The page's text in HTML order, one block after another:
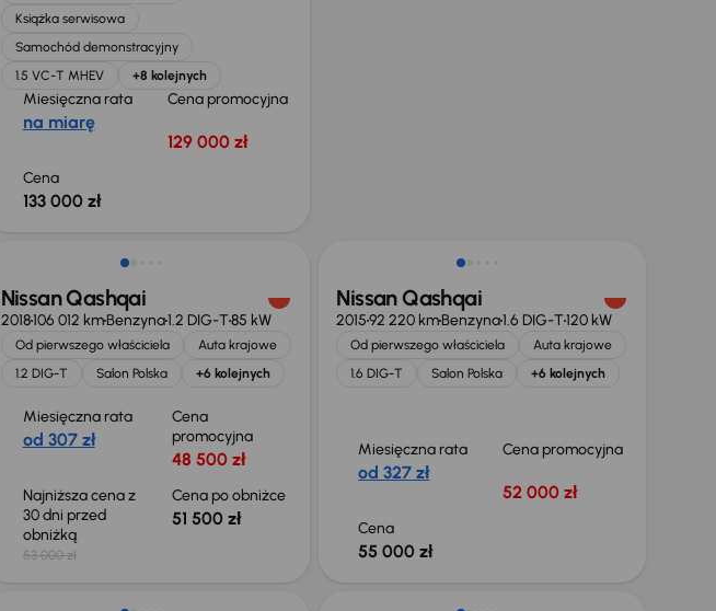
Książka serwisowa
Samochód demonstracyjny
1.5 VC-T MHEV
+8 kolejnych
Miesięczna rata
na miarę
Cena promocyjna
129 000 zł
Cena
133 000 zł
Nissan Qashqai
2018106 012 kmBenzyna1.2 DIG-T85 kW
Od pierwszego właściciela
Auta krajowe
1.2 DIG-T
Salon Polska +6 kolejnych
Miesięczna rata
od 307 zł
Cena
promocyjna
48 500 zł
Najniższa cena z
30 dni przed
obniżką
53 000 zł
Cena po obniżce
51 500 zł
Nissan Qashqai
201592 220 kmBenzyna1.6 DIG-T120 kW
Od pierwszego właściciela
Auta krajowe
1.6 DIG-T
Salon Polska +6 kolejnych
Miesięczna rata
od 327 zł
Cena promocyjna
52 000 zł
Cena
55 000 zł
Taniej o 1 000 zł Możliwość odliczenia VAT